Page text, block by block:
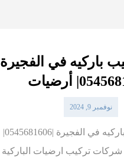
باركيه في الفجيرة
نوفمبر 9, 2024
شركة تركيب باركيه في الفجيرة |0545681606|
تركيب ارضيات الباركية